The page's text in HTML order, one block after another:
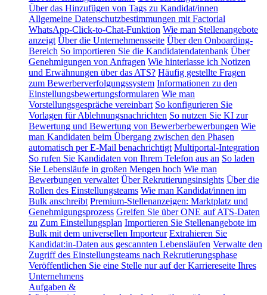
Über das Hinzufügen von Tags zu Kandidat/innen
Allgemeine Datenschutzbestimmungen mit Factorial
WhatsApp-Click-to-Chat-Funktion Wie man Stellenangebote
anzeigt Über die Unternehmensseite Über den Onboarding-
Bereich So importieren Sie die Kandidatendatenbank Über
Genehmigungen von Anfragen Wie hinterlasse ich Notizen
und Erwähnungen über das ATS? Häufig gestellte Fragen
zum Bewerberverfolgungssystem Informationen zu den
Einstellungsbewertungsformularen Wie man
Vorstellungsgespräche vereinbart So konfigurieren Sie
Vorlagen für Ablehnungsnachrichten So nutzen Sie KI zur
Bewertung und Bewertung von Bewerberbewerbungen Wie
man Kandidaten beim Übergang zwischen den Phasen
automatisch per E-Mail benachrichtigt Multiportal-Integration
So rufen Sie Kandidaten von Ihrem Telefon aus an So laden
Sie Lebensläufe in großen Mengen hoch Wie man
Bewerbungen verwaltet Über Rekrutierungsinsights Über die
Rollen des Einstellungsteams Wie man Kandidat/innen im
Bulk anschreibt Premium-Stellenanzeigen: Marktplatz und
Genehmigungsprozess Greifen Sie über ONE auf ATS-Daten
zu Zum Einstellungsplan Importieren Sie Stellenangebote im
Bulk mit dem universellen Importeur Extrahieren Sie
Kandidat:in-Daten aus gescannten Lebensläufen Verwalte den
Zugriff des Einstellungsteams nach Rekrutierungsphase
Veröffentlichen Sie eine Stelle nur auf der Karriereseite Ihres
Unternehmens
Aufgaben &